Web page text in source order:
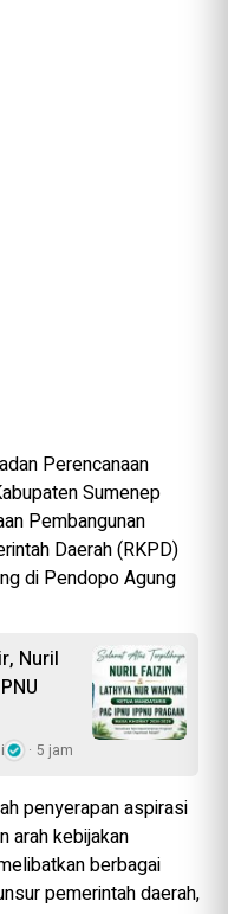
Perencanaan
Sumenep
Pembangunan
Daerah (RKPD)
di Pendopo Agung
Nuril
5 jam
penyerapan aspirasi
arah kebijakan
berbagai
pemerintah daerah,